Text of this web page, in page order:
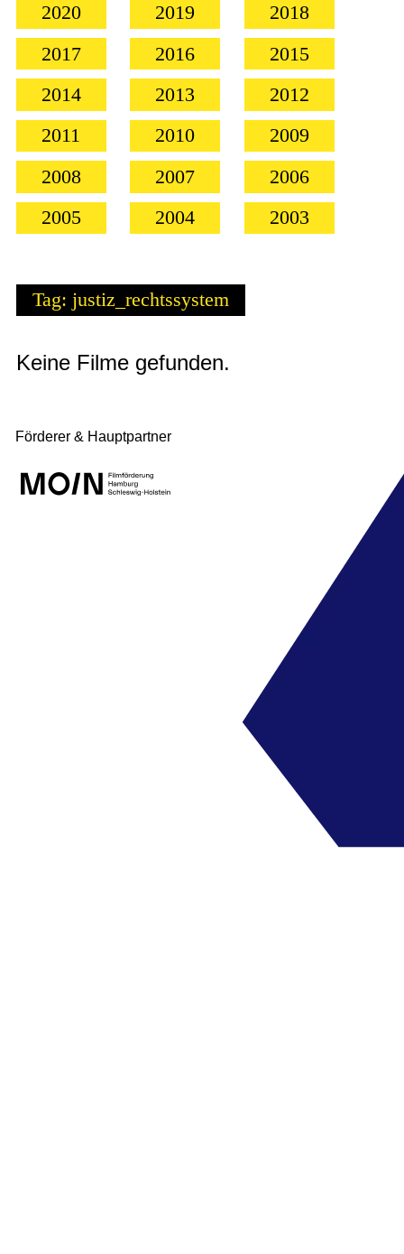
2020
2019
2018
2017
2016
2015
2014
2013
2012
2011
2010
2009
2008
2007
2006
2005
2004 2003
Tag: justiz_rechtssystem
Keine Filme gefunden.
Förderer & Hauptpartner